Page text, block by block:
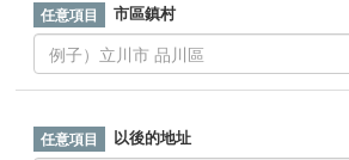
市區鎮村
以後的地址